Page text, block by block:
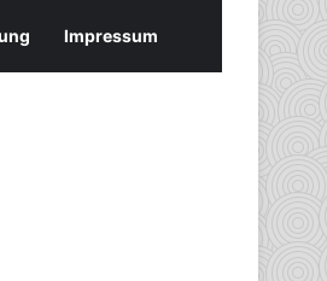
Impressum